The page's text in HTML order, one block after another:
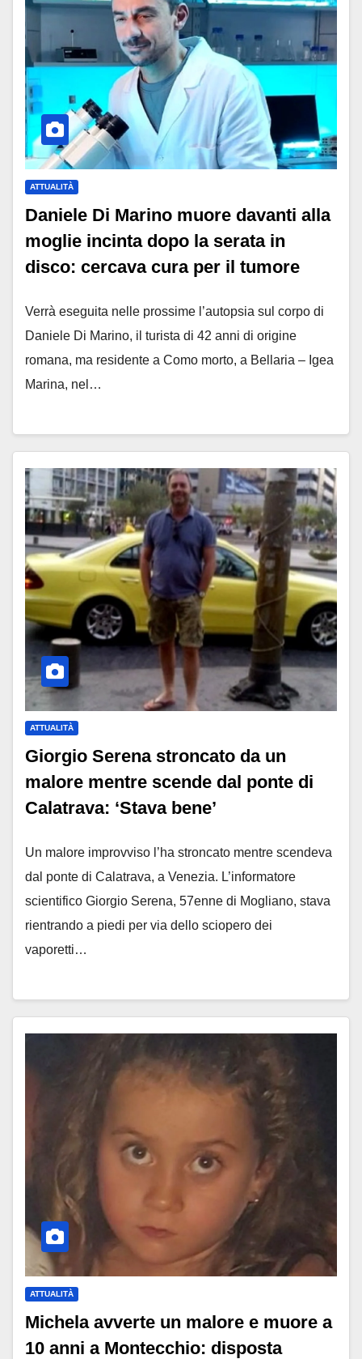
ATTUALITÀ
Daniele Di Marino muore davanti alla
moglie incinta dopo la serata in
disco: cercava cura per il tumore
Verrà eseguita nelle prossime l’autopsia sul corpo di
Daniele Di Marino, il turista di 42 anni di origine
romana, ma residente a Como morto, a Bellaria – Igea
Marina, nel…
ATTUALITÀ
Giorgio Serena stroncato da un
malore mentre scende dal ponte di
Calatrava: ‘Stava bene’
Un malore improvviso l’ha stroncato mentre scendeva
dal ponte di Calatrava, a Venezia. L’informatore
scientifico Giorgio Serena, 57enne di Mogliano, stava
rientrando a piedi per via dello sciopero dei
vaporetti…
ATTUALITÀ
Michela avverte un malore e muore a
10 anni a Montecchio: disposta